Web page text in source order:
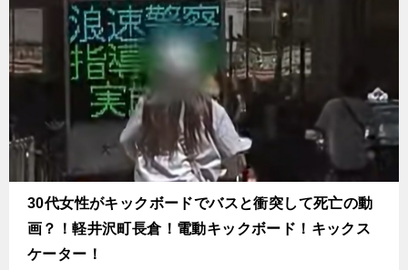
30代女性がキックボードでバスと衝突して死亡の動
画？！軽井沢町長倉！電動キックボード！キックス
ケーター！